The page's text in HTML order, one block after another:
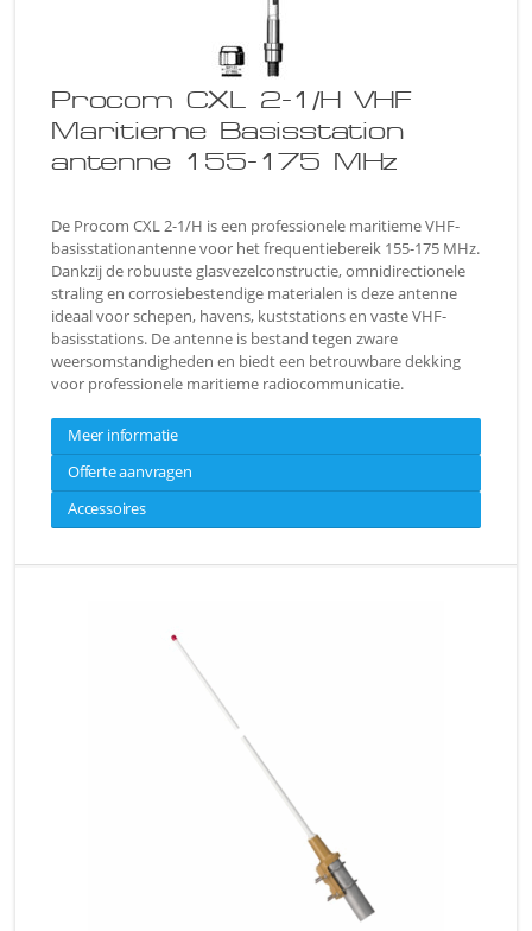
Procom CXL 2-1/H VHF
Maritieme Basisstation
antenne 155-175 MHz
De Procom CXL 2-1/H is een professionele maritieme VHF-
basisstationantenne voor het frequentiebereik 155-175 MHz.
Dankzij de robuuste glasvezelconstructie, omnidirectionele
straling en corrosiebestendige materialen is deze antenne
ideaal voor schepen, havens, kuststations en vaste VHF-
basisstations. De antenne is bestand tegen zware
weersomstandigheden en biedt een betrouwbare dekking
voor professionele maritieme radiocommunicatie.
Meer informatie
Offerte aanvragen
Accessoires